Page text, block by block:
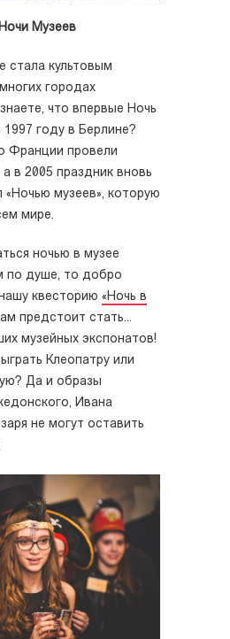
Музеев
стала культовым
городах
что впервые Ночь
году в Берлине?
Франции провели
а в 2005 праздник вновь
«Ночью музеев», которую
мире.
ночью в музее
по душе, то добро
квесторию «Ночь в
предстоит стать...
музейных экспонатов!
Клеопатру или
Да и образы
Ивана
не могут оставить